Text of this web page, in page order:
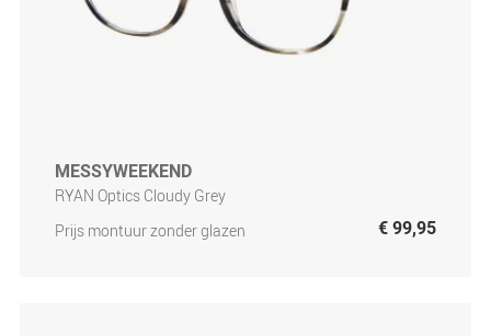
MESSYWEEKEND
RYAN Optics Cloudy Grey
Prijs montuur zonder glazen
€ 99,95